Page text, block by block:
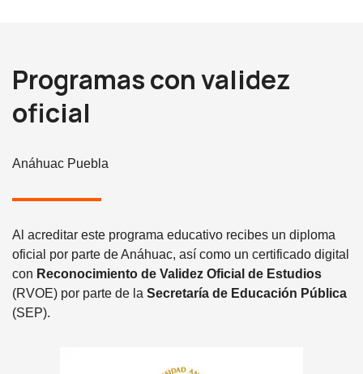
Programas con validez
oficial
Anáhuac Puebla
Al acreditar este programa educativo recibes un diploma
oficial por parte de Anáhuac, así como un certificado digital
con Reconocimiento de Validez Oficial de Estudios
(RVOE) por parte de la Secretaría de Educación Pública
(SEP).